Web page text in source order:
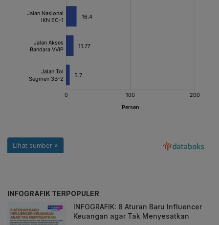
INFOGRAFIK TERPOPULER
INFOGRAFIK: 8 Aturan Baru Influencer
Keuangan agar Tak Menyesatkan